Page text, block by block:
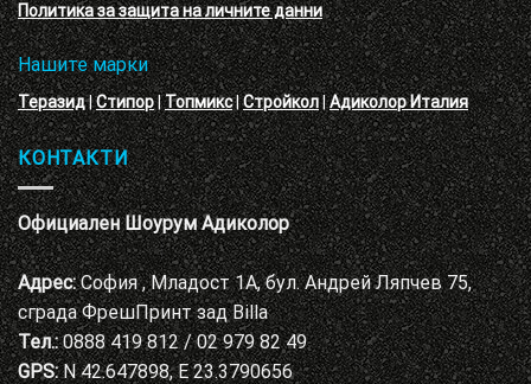
Политика за защита на личните данни
Нашите марки
Теразид|Стипор|Топмикс|Стройкол|Адиколор Италия
КОНТАКТИ
Официален Шоурум Адиколор
Адрес:София , Младост 1А, бул. Андрей Ляпчев 75,
сграда ФрешПринт зад Billa
Тел.:0888 419 812 / 02 979 82 49
GPS:N 42.647898, E 23.3790656